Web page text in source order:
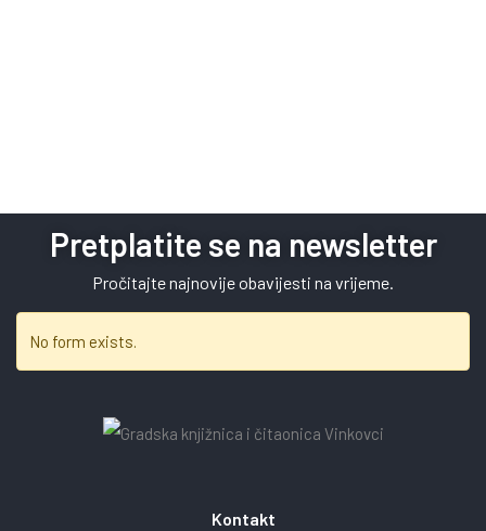
Pretplatite se na newsletter
Pročitajte najnovije obavijesti na vrijeme.
No form exists.
Kontakt